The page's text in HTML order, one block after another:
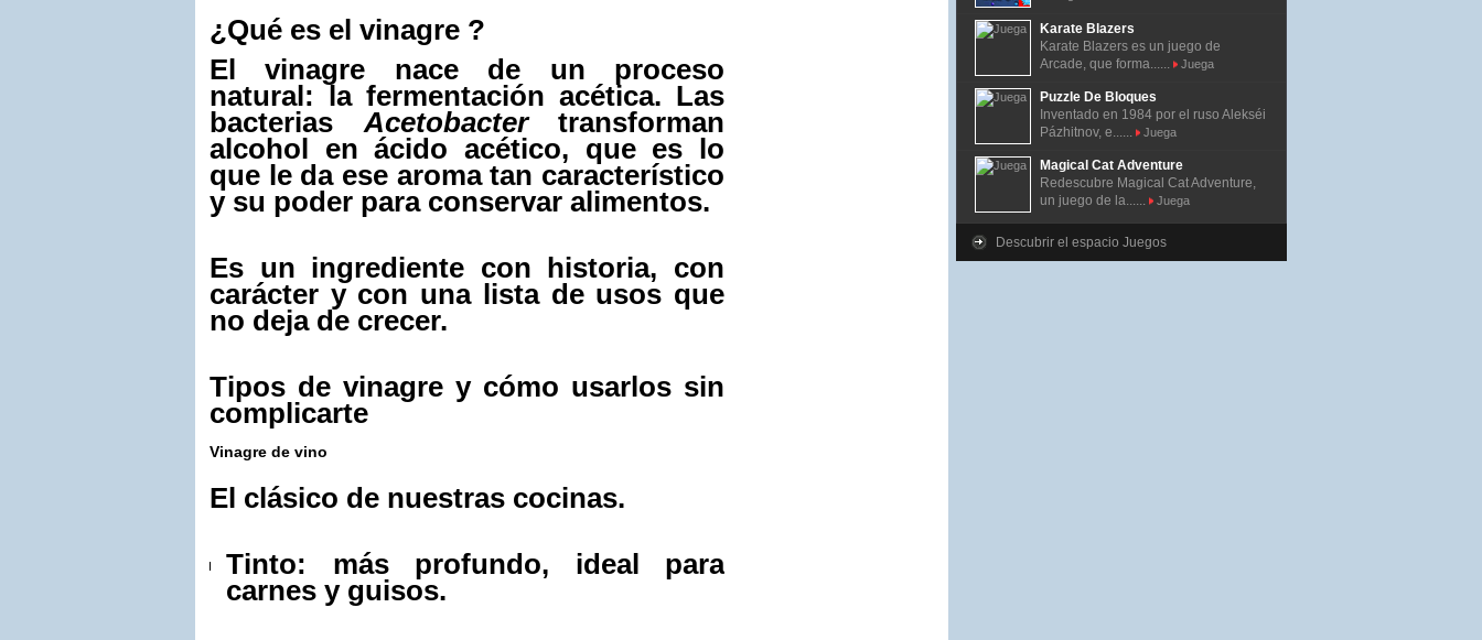
¿Qué es el vinagre ?
El vinagre nace de un proceso
natural: la fermentación acética. Las
bacterias Acetobactertransforman
alcohol en ácido acético, que es lo
que le da ese aroma tan característico
y su poder para conservar alimentos.
Es un ingrediente con historia, con
carácter y con una lista de usos que
no deja de crecer.
Tipos de vinagre y cómo usarlos sin
complicarte
Vinagre de vino
El clásico de nuestras cocinas.
Tinto: más profundo, ideal para
carnes y guisos.
Karate Blazers
Karate Blazers es un juego de
Arcade, que forma......
Juega
Puzzle De Bloques
Inventado en 1984 por el ruso Alekséi
Pázhitnov, e......
Juega
Magical Cat Adventure
Redescubre Magical Cat Adventure,
un juego de la......
Juega
Descubrir el espacio Juegos